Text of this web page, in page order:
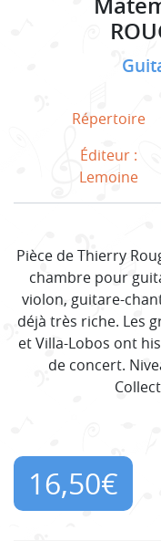
Répertoire
Éditeur :
Lemoine
Pièce de Thierry
chambre pour
violon, guitare-
déjà très riche. Les
et Villa-Lobos ont
de concert.
16,50€